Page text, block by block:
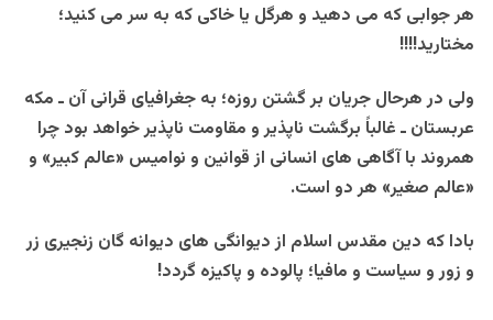
هر جوابی که می دهید و هرگل یا خاکی که به سر می کنید؛
مختارید!!!!
ولی در هرحال جریان بر گشتن روزه؛ به جغرافیای قرانی آن ـ مکه
عربستان ـ غالباً برگشت ناپذیر و مقاومت ناپذیر خواهد بود چرا
همروند با آگاهی های انسانی از قوانین و نوامیس «عالم کبیر» و
«عالم صغیر» هر دو است.
بادا که دین مقدس اسلام از دیوانگی های دیوانه گان زنجیری زر
و زور و سیاست و مافیا؛ پالوده و پاکیزه گردد!